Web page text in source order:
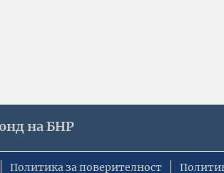
на БНР
Политика за поверителност